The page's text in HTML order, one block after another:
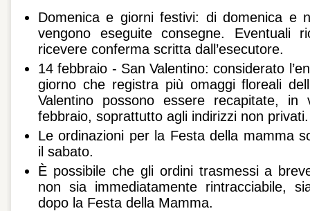
Domenica e giorni festivi: di domenica e
vengono eseguite consegne. Eventuali
ricevere conferma scritta dall’esecutore.
14 febbraio - San Valentino: considerato
giorno che registra più omaggi floreali
Valentino possono essere recapitate,
febbraio, soprattutto agli indirizzi non privati.
Le ordinazioni per la Festa della mamma
il sabato.
È possibile che gli ordini trasmessi a
non sia immediatamente rintracciabile,
dopo la Festa della Mamma.